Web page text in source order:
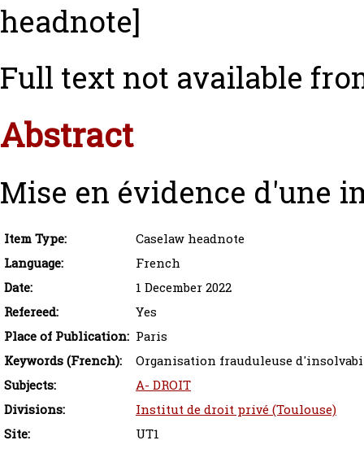
headnote]
Full text not available
Abstract
Mise en évidence d'une
Item Type:
Caselaw headnote
Language:
French
Date:
1 December 2022
Refereed:
Yes
Place of Publication: Paris
Keywords (French):
Organisation frauduleuse
Subjects:
A- DROIT
Divisions:
Institut de droit privé (Toulouse)
Site:
UT1